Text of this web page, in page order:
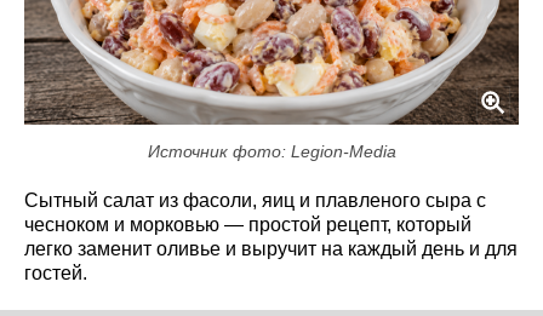
Источник фото: Legion-Media
Сытный салат из фасоли, яиц и плавленого сыра с
чесноком и морковью — простой рецепт, который
легко заменит оливье и выручит на каждый день и для
гостей.